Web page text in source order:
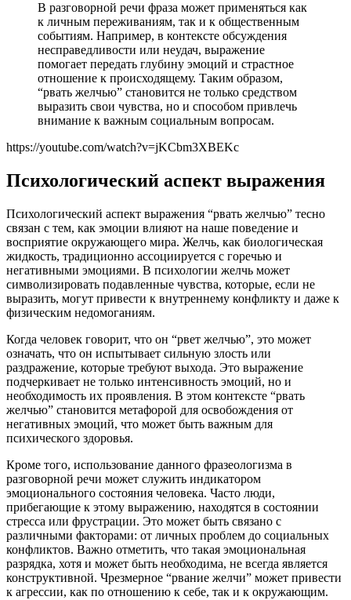
В разговорной речи фраза может применяться как
к личным переживаниям, так и к общественным
событиям. Например, в контексте обсуждения
несправедливости или неудач, выражение
помогает передать глубину эмоций и страстное
отношение к происходящему. Таким образом,
“рвать желчью” становится не только средством
выразить свои чувства, но и способом привлечь
внимание к важным социальным вопросам.
https://youtube.com/watch?v=jKCbm3XBEKc
Психологический аспект выражения
Психологический аспект выражения “рвать желчью” тесно
связан с тем, как эмоции влияют на наше поведение и
восприятие окружающего мира. Желчь, как биологическая
жидкость, традиционно ассоциируется с горечью и
негативными эмоциями. В психологии желчь может
символизировать подавленные чувства, которые, если не
выразить, могут привести к внутреннему конфликту и даже к
физическим недомоганиям.
Когда человек говорит, что он “рвет желчью”, это может
означать, что он испытывает сильную злость или
раздражение, которые требуют выхода. Это выражение
подчеркивает не только интенсивность эмоций, но и
необходимость их проявления. В этом контексте “рвать
желчью” становится метафорой для освобождения от
негативных эмоций, что может быть важным для
психического здоровья.
Кроме того, использование данного фразеологизма в
разговорной речи может служить индикатором
эмоционального состояния человека. Часто люди,
прибегающие к этому выражению, находятся в состоянии
стресса или фрустрации. Это может быть связано с
различными факторами: от личных проблем до социальных
конфликтов. Важно отметить, что такая эмоциональная
разрядка, хотя и может быть необходима, не всегда является
конструктивной. Чрезмерное “рвание желчи” может привести
к агрессии, как по отношению к себе, так и к окружающим.